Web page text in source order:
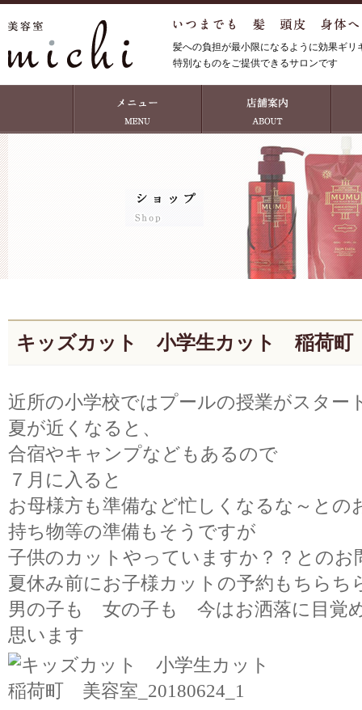
髪への負担が最小限になるように効果ギ
特別なものをご提供できるサロンです
キッズカット 小学生カット 稲荷
近所の小学校ではプールの授業がスター
夏が近くなると、
合宿やキャンプなどもあるので
７月に入ると
お母様方も準備など忙しくなるな～との
持ち物等の準備もそうですが
子供のカットやっていますか？？とのお
夏休み前にお子様カットの予約もちらち
男の子も 女の子も 今はお洒落に目覚
思います